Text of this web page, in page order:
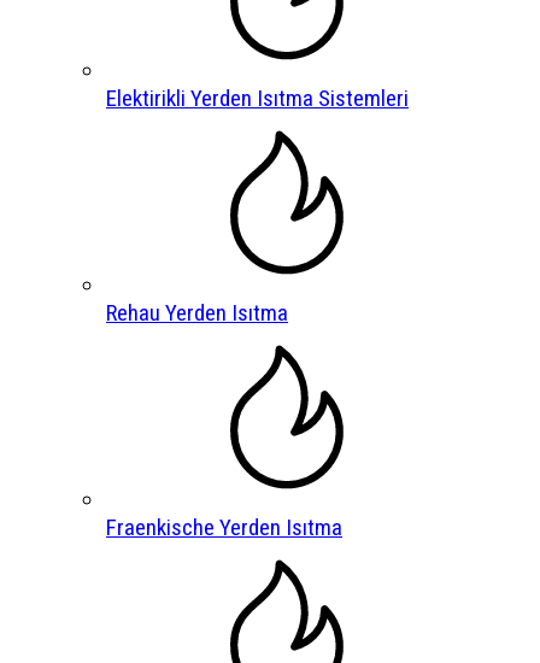
Elektirikli Yerden Isıtma Sistemleri
Rehau Yerden Isıtma
Fraenkische Yerden Isıtma